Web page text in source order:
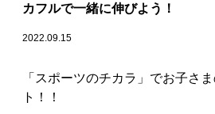
カフルで一緒に伸びよう！
2022.09.15
「スポーツのチカラ」でお子さ
ト！！